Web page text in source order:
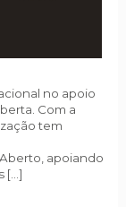
no apoio
Com a
tem
apoiando
[…]